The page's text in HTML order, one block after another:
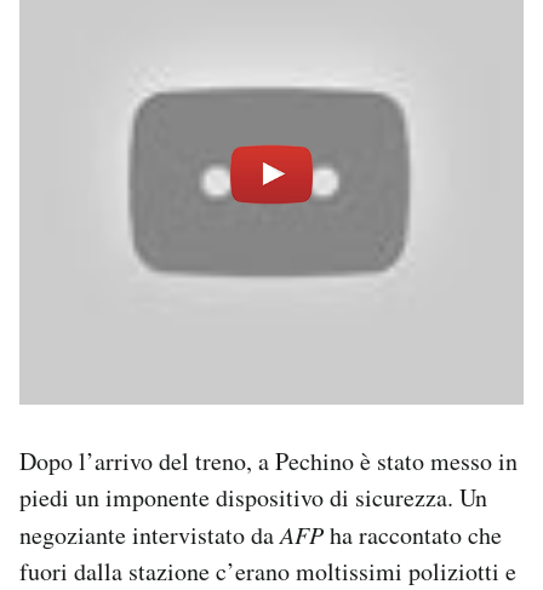
Dopo l’arrivo del treno, a Pechino è stato messo in
piedi un imponente dispositivo di sicurezza. Un
negoziante intervistato daAFPha raccontato che
fuori dalla stazione c’erano moltissimi poliziotti e